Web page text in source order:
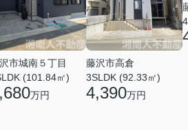
市城南５丁目
(101.84㎡)
万円
藤沢市高倉
3SLDK (92.33㎡)
4,390万円